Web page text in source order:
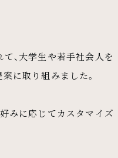
、大学生や若手社会人を
に取り組みました。
みに応じてカスタマイズ